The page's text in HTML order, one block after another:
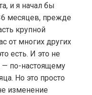
и я начал бы
месяцев, прежде
крупной
от многих других
есть. И это не
по-настоящему
Но это просто
изменение